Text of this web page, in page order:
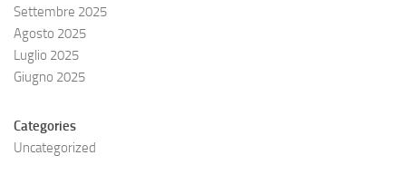
Settembre 2025
Agosto 2025
Luglio 2025
Giugno 2025
Categories
Uncategorized